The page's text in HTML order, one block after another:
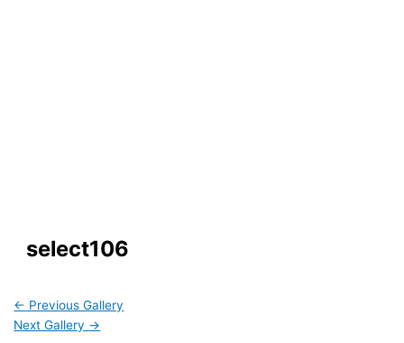
select106
← Previous Gallery
Next Gallery →